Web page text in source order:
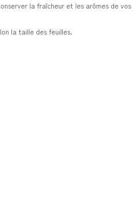
la fraîcheur et les arômes de vos
la taille des feuilles.